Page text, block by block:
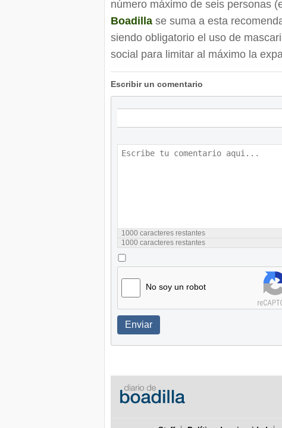
número máximo de seis personas
Boadilla se suma a esta
siendo obligatorio el uso de
social para limitar al máximo la
Escribir un comentario
1000 caracteres restantes
1000 caracteres restantes
No soy un robot
Enviar